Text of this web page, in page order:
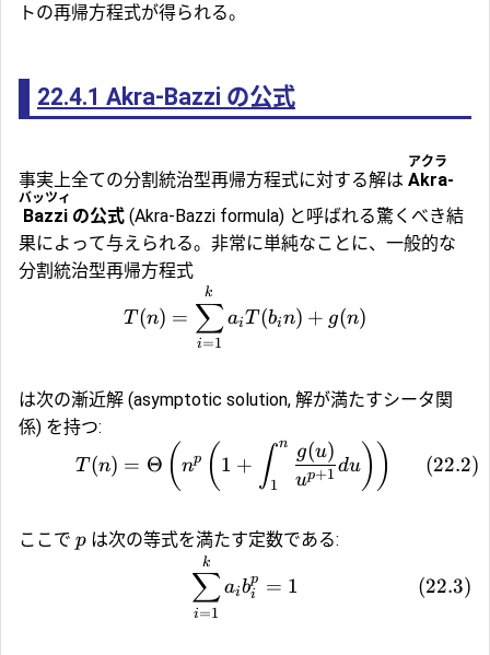
トの再帰方程式が得られる。
22.4.1 Akra-Bazzi の公式
事実上全ての分割統治型再帰方程式に対する解は Akra
アクラ
-
Bazzi
バッツィ
の公式 (Akra-Bazzi formula) と呼ばれる驚くべき結
果によって与えられる。非常に単純なことに、一般的な
分割統治型再帰方程式
T(n) =
i=1
∑
k
aiT (bin) + g(n)
は次の漸近解 (asymptotic solution, 解が満たすシータ関
係) を持つ:
T(n) = Θ ( np ( 1 + ∫1
n
up+1
g(u)
du)) (22.2)
ここで p は次の等式を満たす定数である:
i=1
∑
k
aibi
p = 1 (22.3)